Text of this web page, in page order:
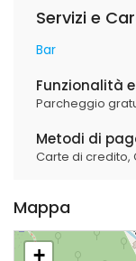
Servizi e
Bar
Funzionalità
Parcheggio
Metodi di
Carte di credito,
Mappa
+